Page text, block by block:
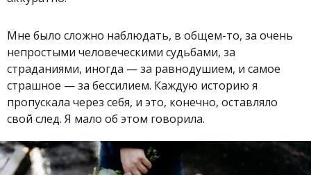
Мне было сложно наблюдать, в общем-то, за очень
непростыми человеческими судьбами, за
страданиями, иногда — за равнодушием, и самое
страшное — за бессилием. Каждую историю я
пропускала через себя, и это, конечно, оставляло
свой след. Я мало об этом говорила.